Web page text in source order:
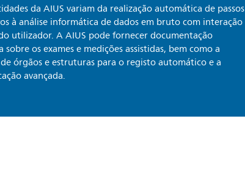
da AIUS variam da realização automática de passos
à análise informática de dados em bruto com interação
utilizador. A AIUS pode fornecer documentação
sobre os exames e medições assistidas, bem como a
órgãos e estruturas para o registo automático e a
avançada.